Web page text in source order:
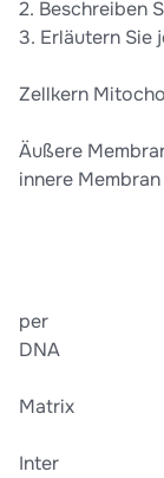
2. Beschreiben
3. Erläutern Sie
Zellkern
Äußere
innere Membran
per
DNA
Matrix
Inter